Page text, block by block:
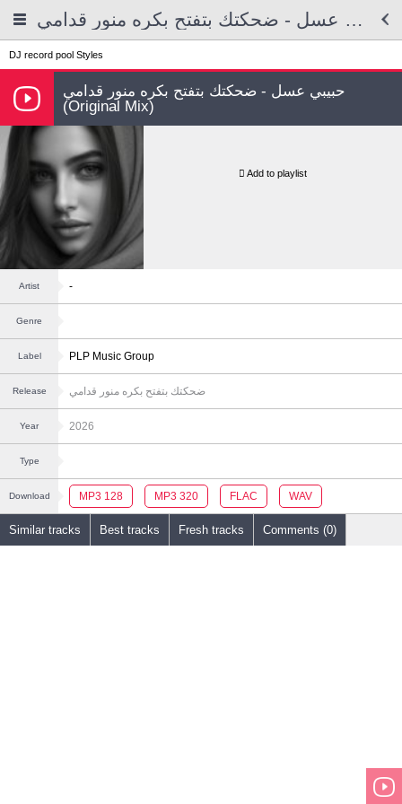
حبيبي عسل - ضحكتك بتفتح بكره منور قدامي
DJ record pool Styles
حبيبي عسل - ضحكتك بتفتح بكره منور قدامي
(Original Mix)
Add to playlist
Artist -
Genre
Label PLP Music Group
Release ضحكتك بتفتح بكره منور قدامي
Year 2026
Type
Download MP3 128 MP3 320 FLAC WAV
Similar tracks Best tracks Fresh tracks Comments (0)